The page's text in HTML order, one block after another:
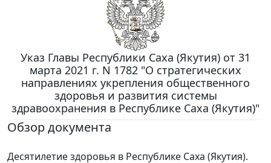
Указ Главы Республики Саха (Якутия) от 31
марта 2021 г. N 1782 "О стратегических
направлениях укрепления общественного
здоровья и развития системы
здравоохранения в Республике Саха (Якутия)"
Обзор документа
Десятилетие здоровья в Республике Саха (Якутия).